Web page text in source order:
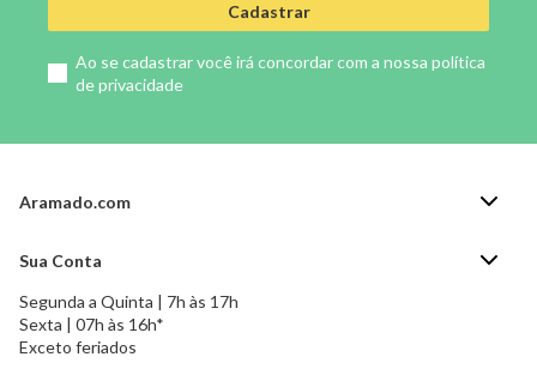
Cadastrar
Ao se cadastrar você irá concordar com a nossa política
de privacidade
Aramado.com
Blog Aramado.com
Política de Privacidade
Política de Troca e Devolução
Sua Conta
Minha Conta
Meus pedidos
Segunda a Quinta | 7h às 17h
Sexta | 07h às 16h*
Exceto feriados